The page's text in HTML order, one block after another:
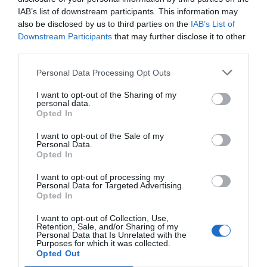
IAB’s list of downstream participants. This information may
also be disclosed by us to third parties on the IAB’s List of
Downstream Participants that may further disclose it to other
Personal Data Processing Opt Outs
I want to opt-out of the Sharing of my
personal data.
Opted In
I want to opt-out of the Sale of my
Personal Data.
Opted In
I want to opt-out of processing my
Personal Data for Targeted Advertising.
Opted In
I want to opt-out of Collection, Use,
Retention, Sale, and/or Sharing of my
Personal Data that Is Unrelated with the
Purposes for which it was collected.
Opted Out
RELACIONADAS
catalanes